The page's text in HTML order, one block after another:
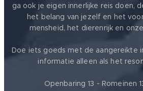
ga ook je eigen innerlijke reis doen,
het belang van jezelf en het
mensheid, het dierenrijk en
Doe iets goeds met de aangereikte
informatie alleen als het
Openbaring 13 - Romeinen